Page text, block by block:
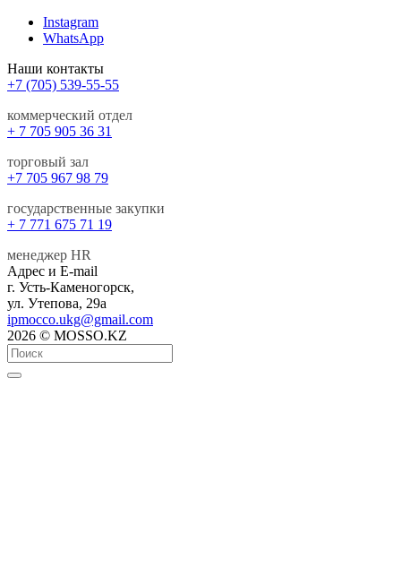
Instagram
WhatsApp
Наши контакты
+7 (705) 539-55-55
коммерческий отдел
+ 7 705 905 36 31
торговый зал
+7 705 967 98 79
государственные закупки
+ 7 771 675 71 19
менеджер HR
Адрес и E-mail
г. Усть-Каменогорск,
ул. Утепова, 29а
ipmocco.ukg@gmail.com
2026 © MOSSO.KZ